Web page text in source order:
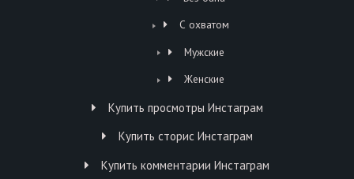
С охватом
Мужские
Женские
Купить просмотры Инстаграм
Купить сторис Инстаграм
Купить комментарии Инстаграм